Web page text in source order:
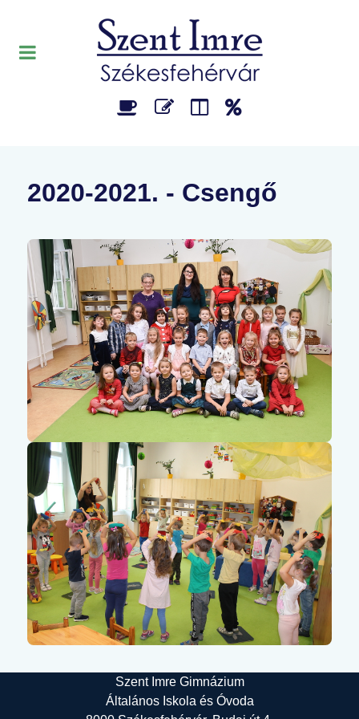
2020-2021. - Csengő
Szent Imre Gimnázium
Általános Iskola és Óvoda